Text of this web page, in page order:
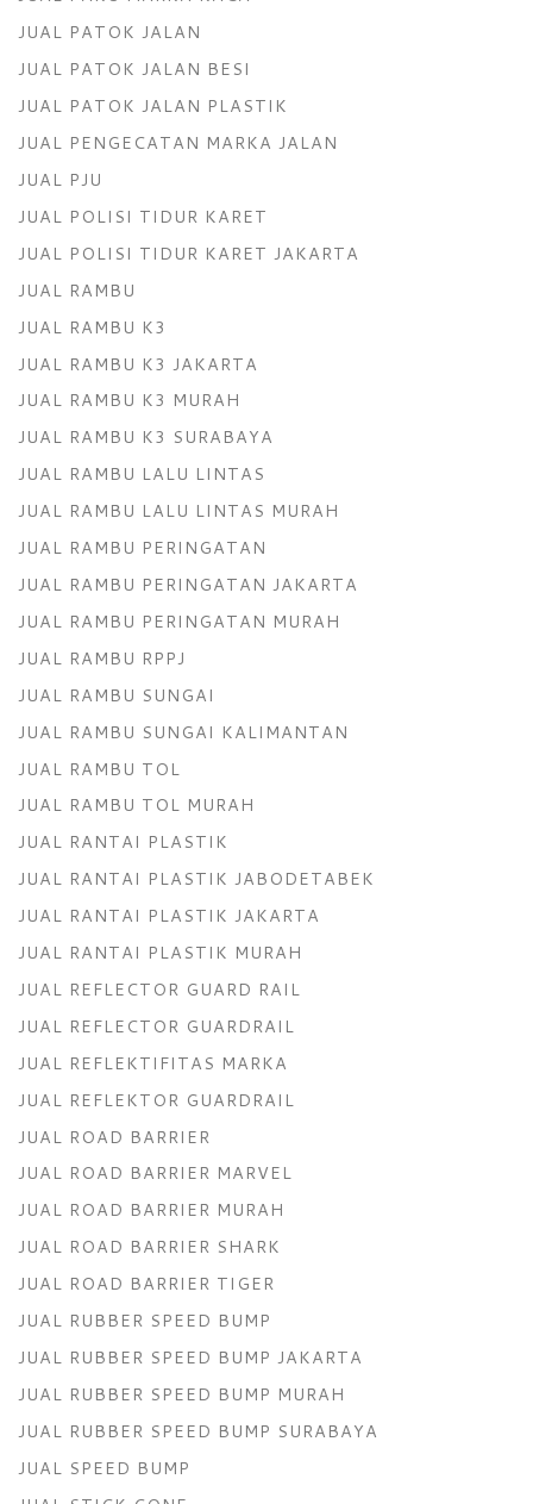
JUAL PATOK JALAN
JUAL PATOK JALAN BESI
JUAL PATOK JALAN PLASTIK
JUAL PENGECATAN MARKA JALAN
JUAL PJU
JUAL POLISI TIDUR KARET
JUAL POLISI TIDUR KARET JAKARTA
JUAL RAMBU
JUAL RAMBU K3
JUAL RAMBU K3 JAKARTA
JUAL RAMBU K3 MURAH
JUAL RAMBU K3 SURABAYA
JUAL RAMBU LALU LINTAS
JUAL RAMBU LALU LINTAS MURAH
JUAL RAMBU PERINGATAN
JUAL RAMBU PERINGATAN JAKARTA
JUAL RAMBU PERINGATAN MURAH
JUAL RAMBU RPPJ
JUAL RAMBU SUNGAI
JUAL RAMBU SUNGAI KALIMANTAN
JUAL RAMBU TOL
JUAL RAMBU TOL MURAH
JUAL RANTAI PLASTIK
JUAL RANTAI PLASTIK JABODETABEK
JUAL RANTAI PLASTIK JAKARTA
JUAL RANTAI PLASTIK MURAH
JUAL REFLECTOR GUARD RAIL
JUAL REFLECTOR GUARDRAIL
JUAL REFLEKTIFITAS MARKA
JUAL REFLEKTOR GUARDRAIL
JUAL ROAD BARRIER
JUAL ROAD BARRIER MARVEL
JUAL ROAD BARRIER MURAH
JUAL ROAD BARRIER SHARK
JUAL ROAD BARRIER TIGER
JUAL RUBBER SPEED BUMP
JUAL RUBBER SPEED BUMP JAKARTA
JUAL RUBBER SPEED BUMP MURAH
JUAL RUBBER SPEED BUMP SURABAYA
JUAL SPEED BUMP